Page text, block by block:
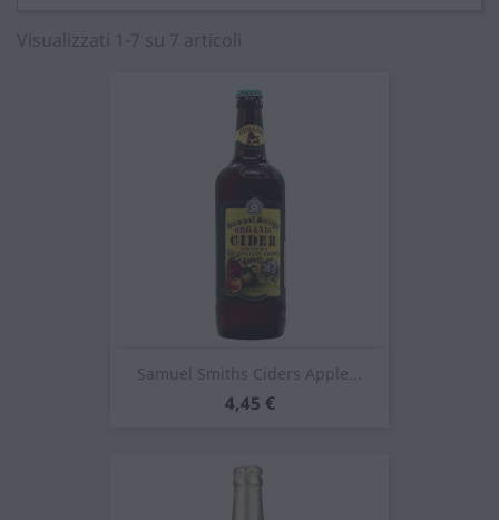
Visualizzati 1-7 su 7 articoli
Samuel Smiths Ciders Apple...
Prezzo
4,45 €